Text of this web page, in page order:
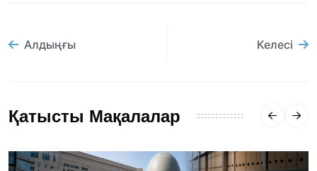
Алдыңғы Келесі
Қатысты Мақалалар